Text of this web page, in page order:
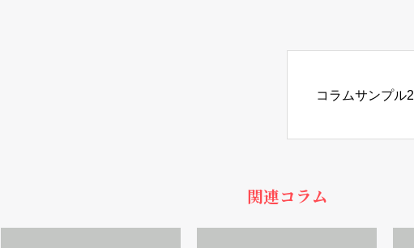
コラムサンプル2
関連コラム